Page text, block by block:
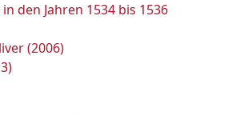
den Jahren 1534 bis 1536
(2006)